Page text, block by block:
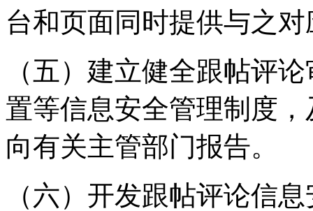
台和页面同时提供与之
（五）建立健全跟帖评
置等信息安全管理制度
向有关主管部门报告。
（六）开发跟帖评论信